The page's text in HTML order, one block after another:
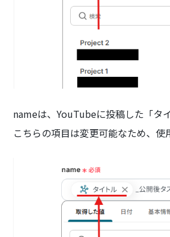
nameは、YouTubeに投稿した「タ
こちらの項目は変更可能なため、